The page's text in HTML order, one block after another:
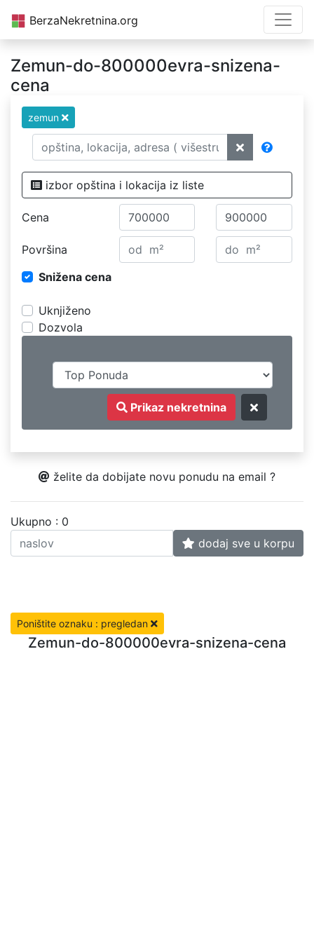
BerzaNekretnina.org
Zemun-do-800000evra-snizena-
cena
zemun
izbor opština i lokacija iz liste
Cena
Površina
Snižena cena
Uknjiženo
Dozvola
Prikaz nekretnina
želite da dobijate novu ponudu na email ?
Ukupno : 0
dodaj sve u korpu
Poništite oznaku : pregledan
Zemun-do-800000evra-snizena-cena